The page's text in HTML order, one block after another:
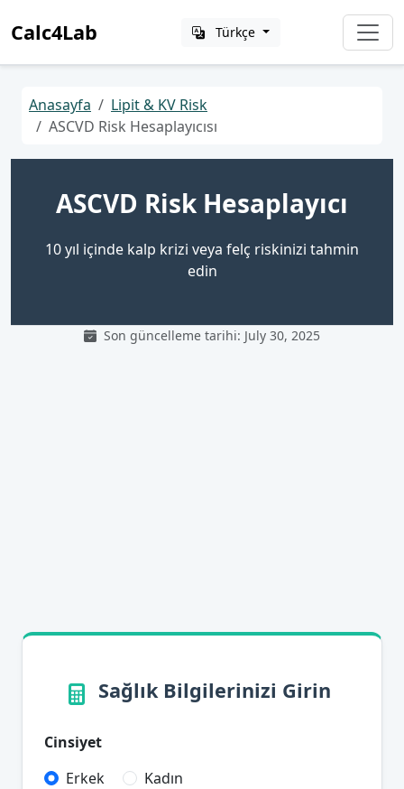
Calc4Lab Türkçe
Anasayfa
Lipit & KV Risk
ASCVD Risk Hesaplayıcısı
ASCVD Risk Hesaplayıcı
10 yıl içinde kalp krizi veya felç riskinizi tahmin
edin
Son güncelleme tarihi: July 30, 2025
Sağlık Bilgilerinizi Girin
Cinsiyet
Erkek
Kadın